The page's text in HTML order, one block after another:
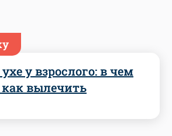
у взрослого: в чем
вылечить